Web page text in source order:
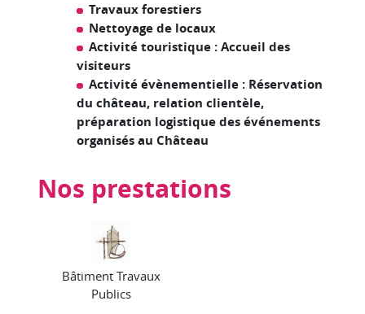
Travaux forestiers
Nettoyage de locaux
Activité touristique : Accueil des
visiteurs
Activité évènementielle : Réservation
du château, relation clientèle,
préparation logistique des événements
organisés au Château
Nos prestations
Bâtiment Travaux
Publics